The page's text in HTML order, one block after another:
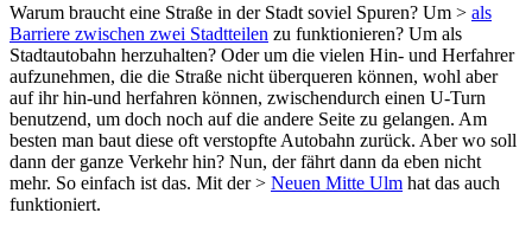
Warum braucht eine Straße in der Stadt soviel Spuren? Um > als
Barriere zwischen zwei Stadtteilen zu funktionieren? Um als
Stadtautobahn herzuhalten? Oder um die vielen Hin- und Herfahrer
aufzunehmen, die die Straße nicht überqueren können, wohl aber
auf ihr hin-und herfahren können, zwischendurch einen U-Turn
benutzend, um doch noch auf die andere Seite zu gelangen. Am
besten man baut diese oft verstopfte Autobahn zurück. Aber wo soll
dann der ganze Verkehr hin? Nun, der fährt dann da eben nicht
mehr. So einfach ist das. Mit der > Neuen Mitte Ulm hat das auch
funktioniert.